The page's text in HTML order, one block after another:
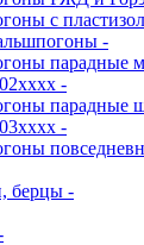
с
-
парадные
-
парадные
-
берцы -